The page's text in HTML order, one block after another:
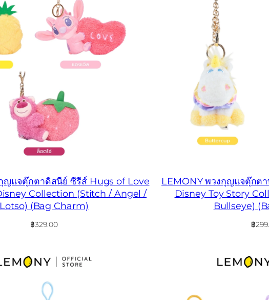
ญแจตุ๊กตาดิสนีย์ ซีรีส์ Hugs of Love
Collection (Stitch / Angel /
Lotso) (Bag Charm)
฿329.00
LEMONY พวงกุญแจตุ๊กต
Disney Toy Story
Bullseye)
฿